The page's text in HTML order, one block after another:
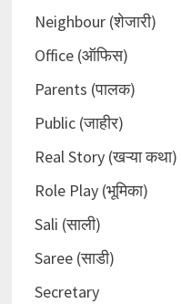
Neighbour (शेजारी)
Office (ऑफिस)
Parents (पालक)
Public (जाहीर)
Real Story (खऱ्या कथा)
Role Play (भूमिका)
Sali (साली)
Saree (साडी)
Secretary